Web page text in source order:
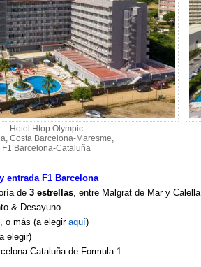
Hotel Htop Olympic
Costa Barcelona-Maresme,
F1 Barcelona-Cataluña
entrada F1 Barcelona
de 3 estrellas, entre Malgrat de Mar y Calella
& Desayuno
o más (a elegir aquí)
elegir)
Cataluña de Formula 1